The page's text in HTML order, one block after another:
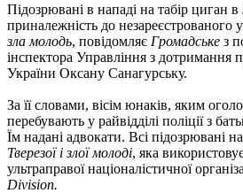
Підозрювані в нападі на табір циган
приналежність до незареєстрованого
зла молодь, повідомляє Громадське з
інспектора Управління з дотримання
України Оксану Санагурську.
За її словами, вісім юнаків, яким
перебувають у райвідділі поліції з
Їм надані адвокати. Всі підозрювані
Тверезої і злої молоді, яка
ультраправої націоналістичної
Division.